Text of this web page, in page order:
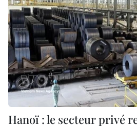
Hanoï : le secteur privé